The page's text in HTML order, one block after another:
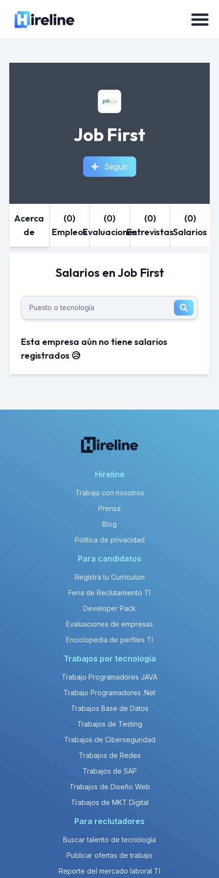
Job First
Seguir
Acerca
de
(0)
Empleos
(0)
Evaluaciones
(0)
Entrevistas
(0)
Salarios
Salarios en Job First
Esta empresa aún no tiene salarios
registrados 😥
Hireline
Trabaja con nosotros
Prensa
Blog
Política de privacidad
Para candidatos
Registra tu Currículum
Feria de Reclutamiento TI
Developer Pack
Evaluaciones de empresas
Enciclopedia de perfiles TI
Trabajos por tecnología
Trabajo Programadores JAVA
Trabajo Programadores .Net
Trabajos Base de Datos
Trabajos de Testing
Trabajos de Ciberseguridad
Trabajos de Redes
Trabajos de SAP
Trabajos de Diseño Web
Trabajos de MKT Digital
Para reclutadores
Buscar talento de tecnología
Publicar ofertas de trabajo
Reporte del mercado laboral TI